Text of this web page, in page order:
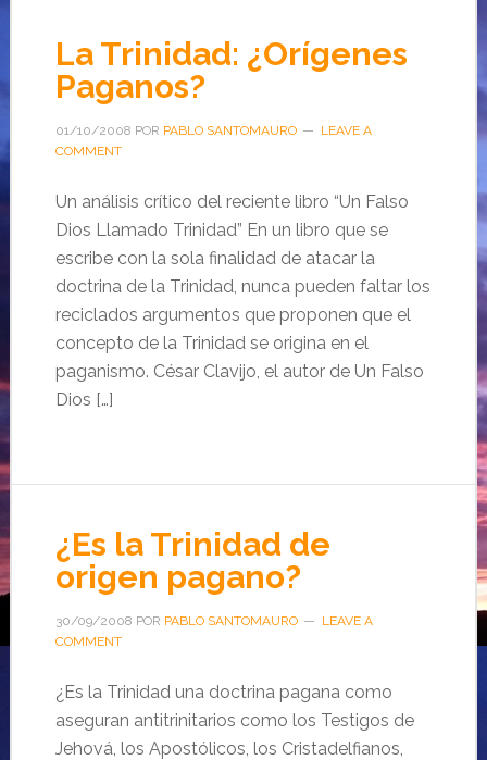
La Trinidad: ¿Orígenes
Paganos?
01/10/2008 POR PABLO SANTOMAURO
LEAVE A
COMMENT
Un análisis crítico del reciente libro “Un Falso
Dios Llamado Trinidad” En un libro que se
escribe con la sola finalidad de atacar la
doctrina de la Trinidad, nunca pueden faltar los
reciclados argumentos que proponen que el
concepto de la Trinidad se origina en el
paganismo. César Clavijo, el autor de Un Falso
Dios […]
¿Es la Trinidad de
origen pagano?
30/09/2008 POR PABLO SANTOMAURO
LEAVE A
COMMENT
¿Es la Trinidad una doctrina pagana como
aseguran antitrinitarios como los Testigos de
Jehová, los Apostólicos, los Cristadelfianos,